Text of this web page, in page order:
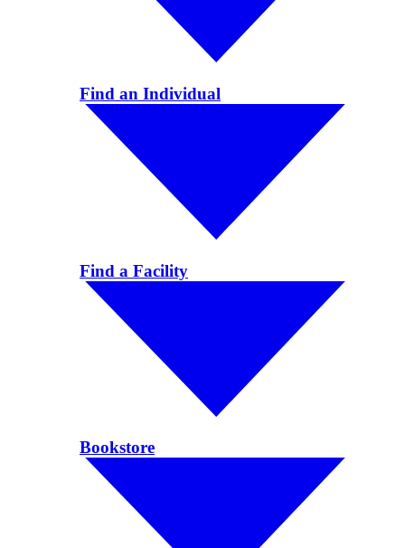
Find an Individual
Find a Facility
Bookstore